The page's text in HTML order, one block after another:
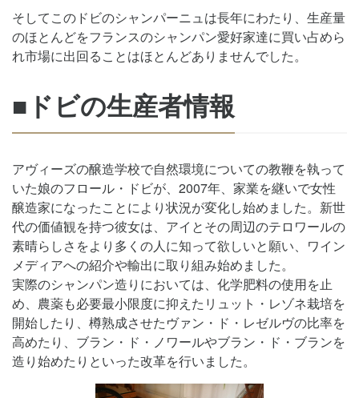
そしてこのドビのシャンパーニュは長年にわたり、生産量
のほとんどをフランスのシャンパン愛好家達に買い占めら
れ市場に出回ることはほとんどありませんでした。
■ドビの生産者情報
アヴィーズの醸造学校で自然環境についての教鞭を執って
いた娘のフロール・ドビが、2007年、家業を継いで女性
醸造家になったことにより状況が変化し始めました。新世
代の価値観を持つ彼女は、アイとその周辺のテロワールの
素晴らしさをより多くの人に知って欲しいと願い、ワイン
メディアへの紹介や輸出に取り組み始めました。
実際のシャンパン造りにおいては、化学肥料の使用を止
め、農薬も必要最小限度に抑えたリュット・レゾネ栽培を
開始したり、樽熟成させたヴァン・ド・レゼルヴの比率を
高めたり、ブラン・ド・ノワールやブラン・ド・ブランを
造り始めたりといった改革を行いました。